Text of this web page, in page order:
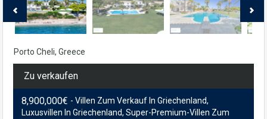
Porto Cheli, Greece
Zu verkaufen
8,900,000€ - Villen Zum Verkauf In Griechenland,
Luxusvillen In Griechenland, Super-Premium-Villen Zum